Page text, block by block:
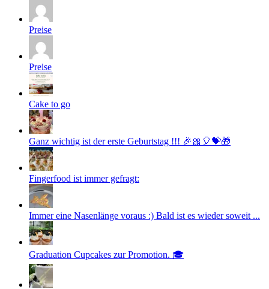
Preise
Preise
Cake to go
Ganz wichtig ist der erste Geburtstag !!! 🎉🎀🎈💝🎁
Fingerfood ist immer gefragt:
Immer eine Nasenlänge voraus :) Bald ist es wieder soweit ...
Graduation Cupcakes zur Promotion. 🎓